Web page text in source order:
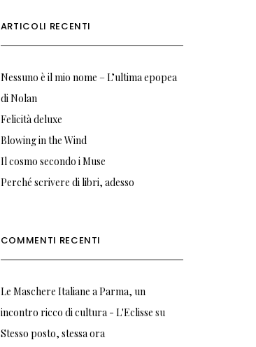
ARTICOLI RECENTI
Nessuno è il mio nome – L’ultima epopea
di Nolan
Felicità deluxe
Blowing in the Wind
Il cosmo secondo i Muse
Perché scrivere di libri, adesso
COMMENTI RECENTI
Le Maschere Italiane a Parma, un
incontro ricco di cultura - L'Eclisse su
Stesso posto, stessa ora